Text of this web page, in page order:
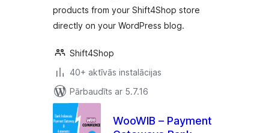
products from your Shift4Shop store
directly on your WordPress blog.
Shift4Shop
40+ aktīvās instalācijas
Pārbaudīts ar 5.7.16
WooWIB – Payment